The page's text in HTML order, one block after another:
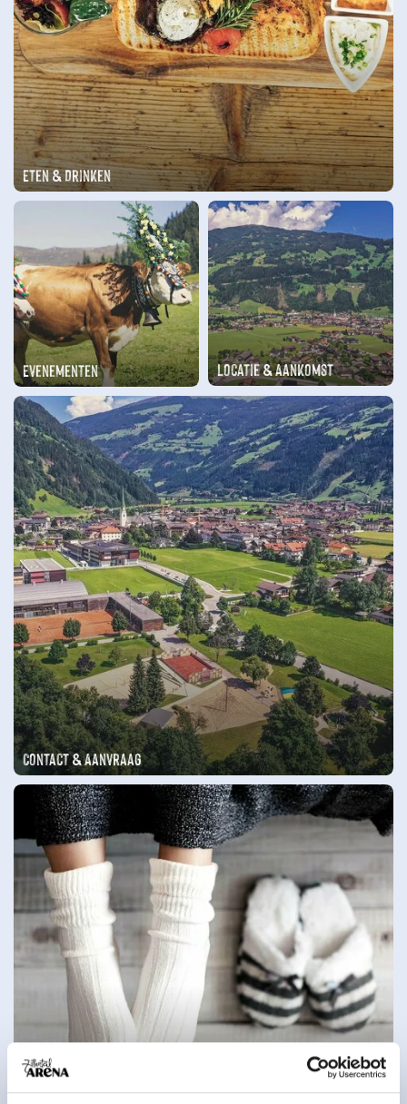
Eten & Drinken
Evenementen Locatie & Aankomst
Contact & Aanvraag